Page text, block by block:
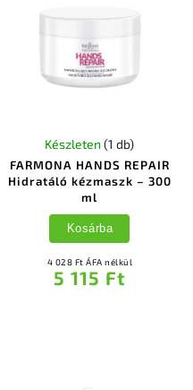
FARMONA HANDS REPAIR
Hidratáló kézmaszk – 300
ml
Készleten(1 db)
4 028 Ft ÁFA nélkül
5 115 Ft
Kosárba